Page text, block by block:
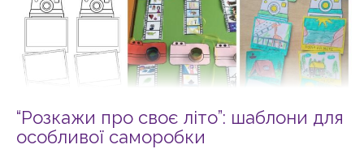
“Розкажи про своє літо”: шаблони для
особливої саморобки